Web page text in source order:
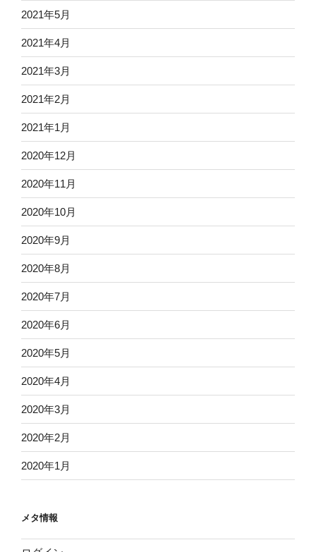
2021年5月
2021年4月
2021年3月
2021年2月
2021年1月
2020年12月
2020年11月
2020年10月
2020年9月
2020年8月
2020年7月
2020年6月
2020年5月
2020年4月
2020年3月
2020年2月
2020年1月
メタ情報